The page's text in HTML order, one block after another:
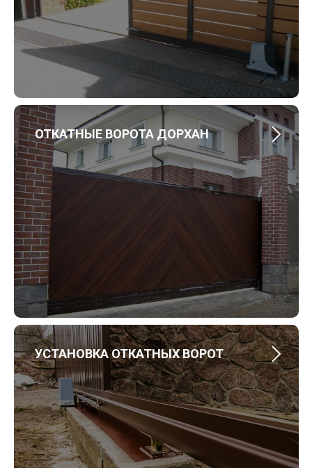
ОТКАТНЫЕ ВОРОТА ДОРХАН
УСТАНОВКА ОТКАТНЫХ ВОРОТ